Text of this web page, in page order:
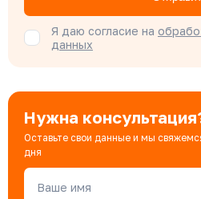
Я даю согласие на
данных
Нужна
Оставьте свои данные и мы
дня
Ваше имя